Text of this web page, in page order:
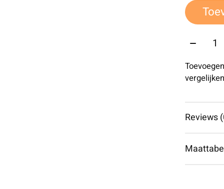
Aantal:
Reviews